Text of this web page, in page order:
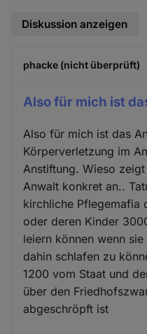
Diskussion anzeigen
phacke (nicht überprüft)
Also für mich ist
Also für mich ist das
Körperverletzung im
Anstiftung. Wieso
Anwalt konkret an..
kirchliche Pflegemafia
oder deren Kinder
leiern können wenn
dahin schlafen zu
1200 vom Staat und
über den
abgeschröpft ist